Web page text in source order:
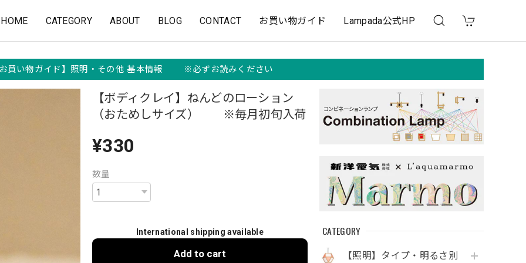
HOME CATEGORY ABOUT BLOG CONTACT お買い物ガイド Lampada公式HP
買い物ガイド】照明・その他 基本情報 ※必ずお読みください
CATEGORY
【照明】タイプ・明るさ別
【ボディクレイ】ねんどのローション
（おためしサイズ） ※毎月初旬入荷
¥330
数量
International shipping available
Add to cart